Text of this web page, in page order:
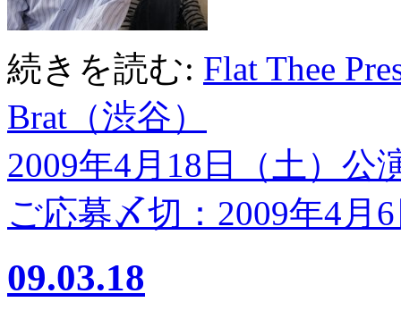
続きを読む: Flat Thee
Brat（渋谷）
2009年4月18日（土）公
ご応募〆切：2009年4月
09.03.18